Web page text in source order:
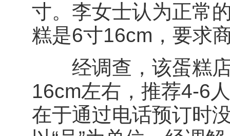
寸。李女士认为正常
糕是6寸16cm，要求
经调查，该蛋糕店
16cm左右，推荐4-6
在于通过电话预订时